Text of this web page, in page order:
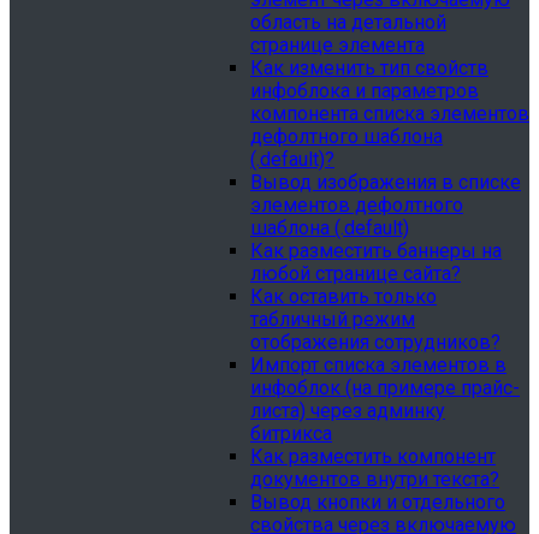
область на детальной
странице элемента
Как изменить тип свойств
инфоблока и параметров
компонента списка элементов
дефолтного шаблона
(.default)?
Вывод изображения в списке
элементов дефолтного
шаблона (.default)
Как разместить баннеры на
любой странице сайта?
Как оставить только
табличный режим
отображения сотрудников?
Импорт списка элементов в
инфоблок (на примере прайс-
листа) через админку
битрикса
Как разместить компонент
документов внутри текста?
Вывод кнопки и отдельного
свойства через включаемую